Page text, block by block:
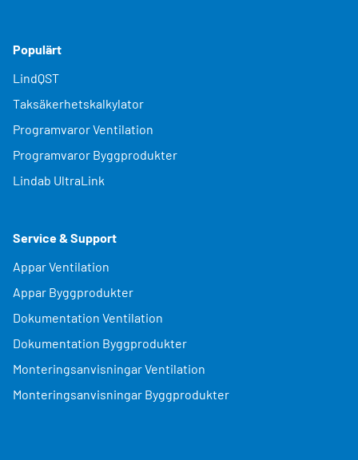
Populärt
LindQST
Taksäkerhetskalkylator
Programvaror Ventilation
Programvaror Byggprodukter
Lindab UltraLink
Service & Support
Appar Ventilation
Appar Byggprodukter
Dokumentation Ventilation
Dokumentation Byggprodukter
Monteringsanvisningar Ventilation
Monteringsanvisningar Byggprodukter